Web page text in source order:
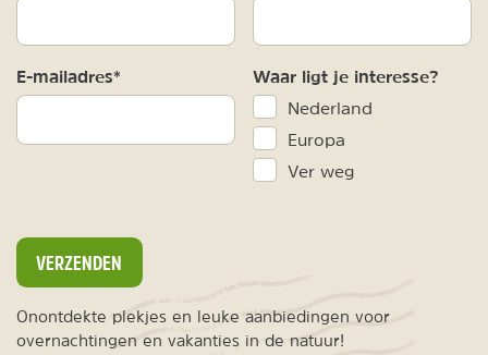
E-mailadres* Waar ligt je interesse?
Nederland
Europa
Ver weg
VERZENDEN
Onontdekte plekjes en leuke aanbiedingen voor
overnachtingen en vakanties in de natuur!